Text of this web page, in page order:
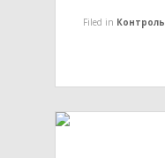
Filed in Контроль